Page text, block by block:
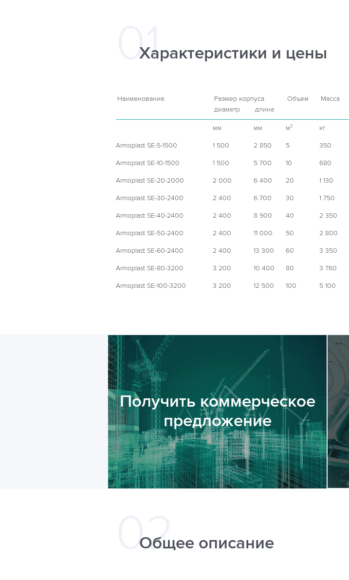
Характеристики и цены
Наименование Размер корпуса Объем Масса
диаметр
длина
мм мм м3 кг
Armoplast SE-5-1500 1 500 2 850 5 350
Armoplast SE-10-1500 1 500 5 700 10 680
Armoplast SE-20-2000 2 000 6 400 20 1 130
Armoplast SE-30-2400 2 400 6 700 30 1 750
Armoplast SE-40-2400 2 400 8 900 40 2 350
Armoplast SE-50-2400 2 400 11 000 50 2 800
Armoplast SE-60-2400 2 400 13 300 60 3 350
Armoplast SE-80-3200 3 200 10 400 80 3 760
Armoplast SE-100-3200 3 200 12 500 100 5 100
Получить коммерческое
предложение
Общее описание